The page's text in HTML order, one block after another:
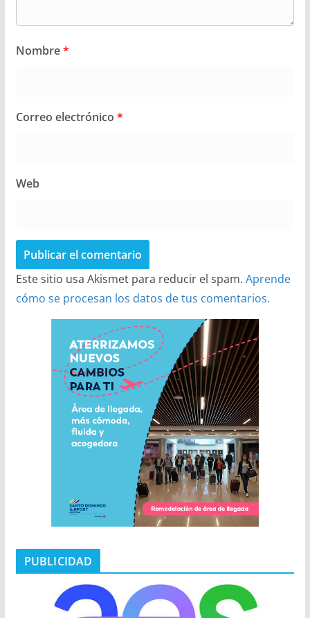
Nombre*
Correo electrónico *
Web
Este sitio usa Akismet para reducir el spam. Aprende
cómo se procesan los datos de tus comentarios.
PUBLICIDAD